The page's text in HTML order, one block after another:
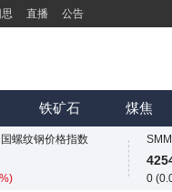
思 直播 公告
铁矿石 煤焦
螺纹钢价格指数
螺纹钢价格指数
0